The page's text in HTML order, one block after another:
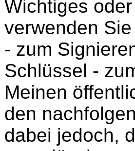
Wichtiges
verwenden
- zum
Schlüssel -
Meinen
den
dabei jedoch,